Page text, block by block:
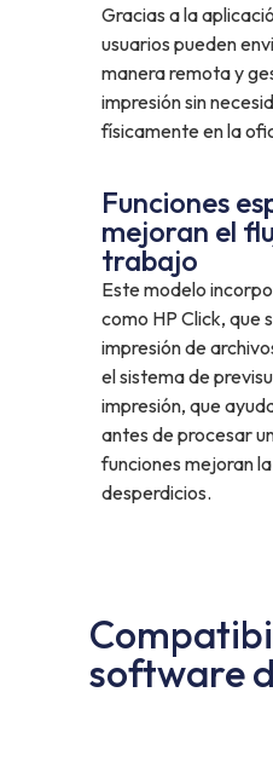
Gracias a la
usuarios pueden
manera remota y
impresión sin
físicamente en la
Funciones
mejoran el
trabajo
Este modelo
como HP Click, que
impresión de
el sistema de
impresión, que
antes de procesar
funciones mejoran
desperdicios.
software